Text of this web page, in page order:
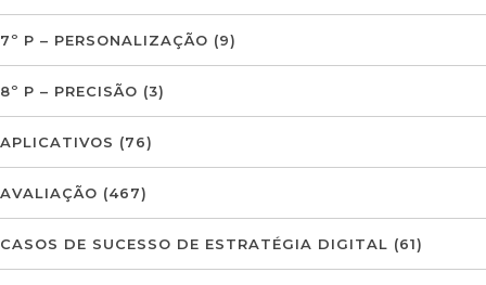
7º P – PERSONALIZAÇÃO (9)
8º P – PRECISÃO (3)
APLICATIVOS (76)
AVALIAÇÃO (467)
CASOS DE SUCESSO DE ESTRATÉGIA DIGITAL (61)